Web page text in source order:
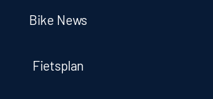
Bike News
Fietsplan